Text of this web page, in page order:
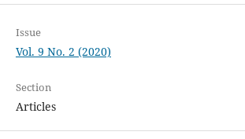
Issue
Vol. 9 No. 2 (2020)
Section
Articles